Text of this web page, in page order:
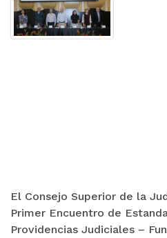
El Consejo Superior de la
Primer Encuentro de
Providencias Judiciales –